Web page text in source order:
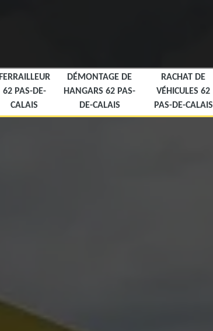
FERRAILLEUR
62 PAS-DE-
CALAIS
DÉMONTAGE DE
HANGARS 62 PAS-
DE-CALAIS
RACHAT DE
VÉHICULES 62
PAS-DE-CALAIS